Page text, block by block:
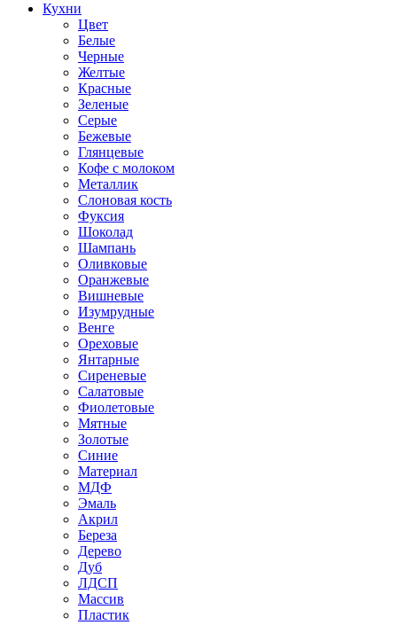
Кухни
Цвет
Белые
Черные
Желтые
Красные
Зеленые
Серые
Бежевые
Глянцевые
Кофе с молоком
Металлик
Слоновая кость
Фуксия
Шоколад
Шампань
Оливковые
Оранжевые
Вишневые
Изумрудные
Венге
Ореховые
Янтарные
Сиреневые
Салатовые
Фиолетовые
Мятные
Золотые
Синие
Материал
МДФ
Эмаль
Акрил
Береза
Дерево
Дуб
ЛДСП
Массив
Пластик